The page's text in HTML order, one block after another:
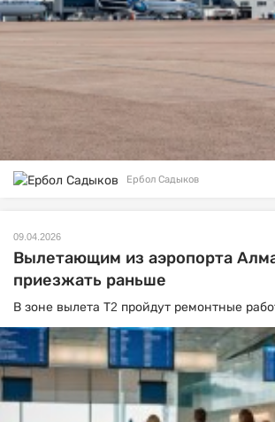
Ербол Садыков
09.04.2026
Вылетающим из аэропорта
приезжать раньше
В зоне вылета Т2 пройдут ремонтные